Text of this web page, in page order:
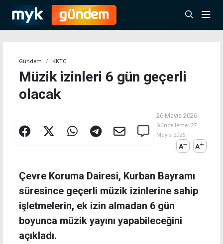
Gündem KKTC
Müzik izinleri 6 gün geçerli
olacak
26 Mayıs 2026
Güncelleme: 27
Mayıs 2026
A A
Çevre Koruma Dairesi, Kurban Bayramı
süresince geçerli müzik izinlerine sahip
işletmelerin, ek izin almadan 6 gün
boyunca müzik yayını yapabileceğini
açıkladı.